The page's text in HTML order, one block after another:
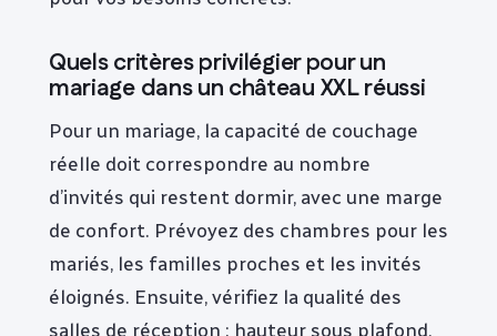
Quels critères privilégier pour un
mariage dans un château XXL réussi
Pour un mariage, la capacité de couchage
réelle doit correspondre au nombre
d’invités qui restent dormir, avec une marge
de confort. Prévoyez des chambres pour les
mariés, les familles proches et les invités
éloignés. Ensuite, vérifiez la qualité des
salles de réception : hauteur sous plafond,